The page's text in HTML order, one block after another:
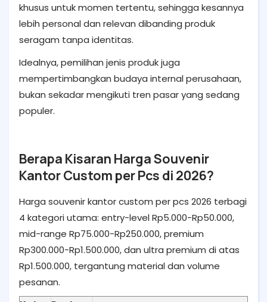
khusus untuk momen tertentu, sehingga kesannya
lebih personal dan relevan dibanding produk
seragam tanpa identitas.
Idealnya, pemilihan jenis produk juga
mempertimbangkan budaya internal perusahaan,
bukan sekadar mengikuti tren pasar yang sedang
populer.
Berapa Kisaran Harga Souvenir
Kantor Custom per Pcs di 2026?
Harga souvenir kantor custom per pcs 2026 terbagi
4 kategori utama: entry-level Rp5.000-Rp50.000,
mid-range Rp75.000-Rp250.000, premium
Rp300.000-Rp1.500.000, dan ultra premium di atas
Rp1.500.000, tergantung material dan volume
pesanan.